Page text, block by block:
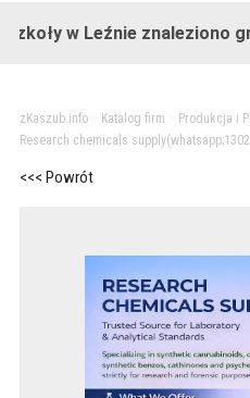
w Leźnie znaleziono
zKaszub.info> Katalog firm Produkcja i
Research chemicals
<<< Powrót